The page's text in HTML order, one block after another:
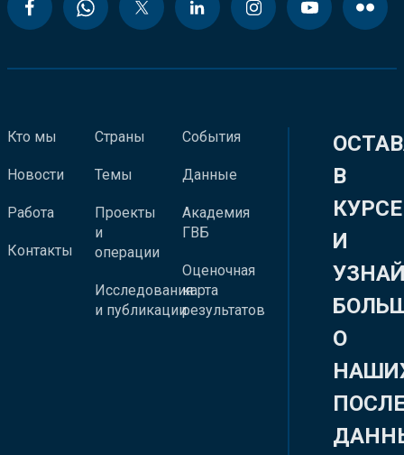
Кто мы
Новости
Работа
Контакты
Страны
Темы
Проекты
и
операции
Исследования
и публикации
События
Данные
Академия
ГВБ
Оценочная
карта
результатов
В
КУРСЕ
И
О